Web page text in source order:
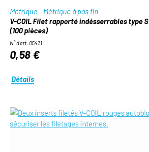
Métrique - Métrique à pas fin
V-COIL Filet rapporté indésserrables type
(100 pièces)
N° d'art. 05421
0,58 €
Détails